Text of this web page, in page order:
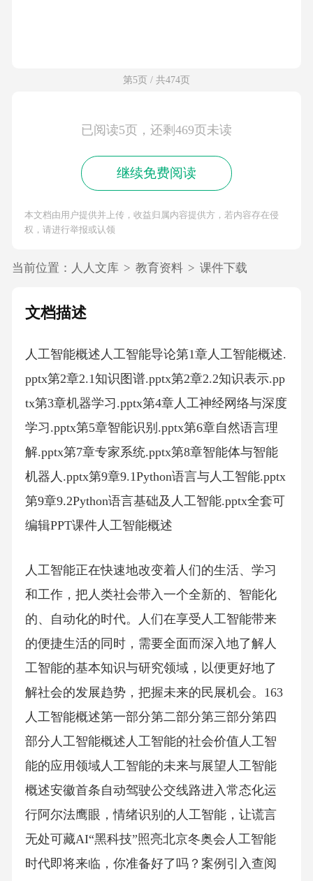
第5页 / 共474页
已阅读5页，还剩469页未读
继续免费阅读
本文档由用户提供并上传，收益归属内容提供方，若内容存在侵
权，请进行举报或认领
当前位置： 人人文库 > 教育资料 > 课件下载
文档描述
人工智能概述人工智能导论第1章人工智能概述.
pptx第2章2.1知识图谱.pptx第2章2.2知识表示.pp
tx第3章机器学习.pptx第4章人工神经网络与深度
学习.pptx第5章智能识别.pptx第6章自然语言理
解.pptx第7章专家系统.pptx第8章智能体与智能
机器人.pptx第9章9.1Python语言与人工智能.pptx
第9章9.2Python语言基础及人工智能.pptx全套可
编辑PPT课件人工智能概述
人工智能正在快速地改变着人们的生活、学习
和工作，把人类社会带入一个全新的、智能化
的、自动化的时代。人们在享受人工智能带来
的便捷生活的同时，需要全面而深入地了解人
工智能的基本知识与研究领域，以便更好地了
解社会的发展趋势，把握未来的民展机会。163
人工智能概述第一部分第二部分第三部分第四
部分人工智能概述人工智能的社会价值人工智
能的应用领域人工智能的未来与展望人工智能
概述安徽首条自动驾驶公交线路进入常态化运
行阿尔法鹰眼，情绪识别的人工智能，让谎言
无处可藏AI“黑科技”照亮北京冬奥会人工智能
时代即将来临，你准备好了吗？案例引入查阅